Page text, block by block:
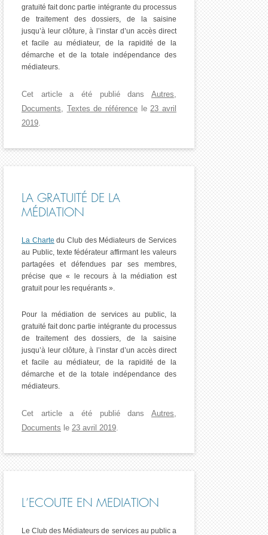
gratuité fait donc partie intégrante du processus
de traitement des dossiers, de la saisine
jusqu’à leur clôture, à l’instar d’un accès direct
et facile au médiateur, de la rapidité de la
démarche et de la totale indépendance des
médiateurs.
Cet article a été publié dans Autres,
Documents, Textes de référencele23 avril
2019.
LA GRATUITÉ DE LA
MÉDIATION
La Charte du Club des Médiateurs de Services
au Public, texte fédérateur affirmant les valeurs
partagées et défendues par ses membres,
précise que « le recours à la médiation est
gratuit pour les requérants ».
Pour la médiation de services au public, la
gratuité fait donc partie intégrante du processus
de traitement des dossiers, de la saisine
jusqu’à leur clôture, à l’instar d’un accès direct
et facile au médiateur, de la rapidité de la
démarche et de la totale indépendance des
médiateurs.
Cet article a été publié dans Autres,
Documents le 23 avril 2019.
L’ECOUTE EN MEDIATION
Le Club des Médiateurs de services au public a